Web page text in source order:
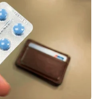
May Shock You